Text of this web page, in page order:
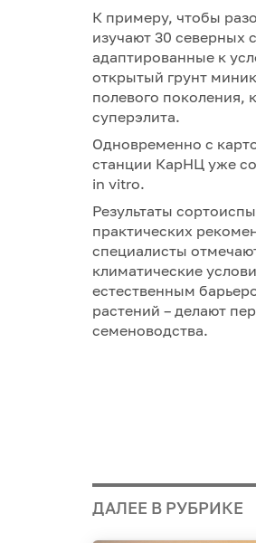
К примеру, чтобы
изучают 30 северных
адаптированные к
открытый грунт
полевого поколения,
суперэлита.
Одновременно с
станции КарНЦ уже
in vitro.
Результаты
практических
специалисты
климатические
естественным
растений – делают
семеноводства.
ДАЛЕЕ В РУБРИКЕ